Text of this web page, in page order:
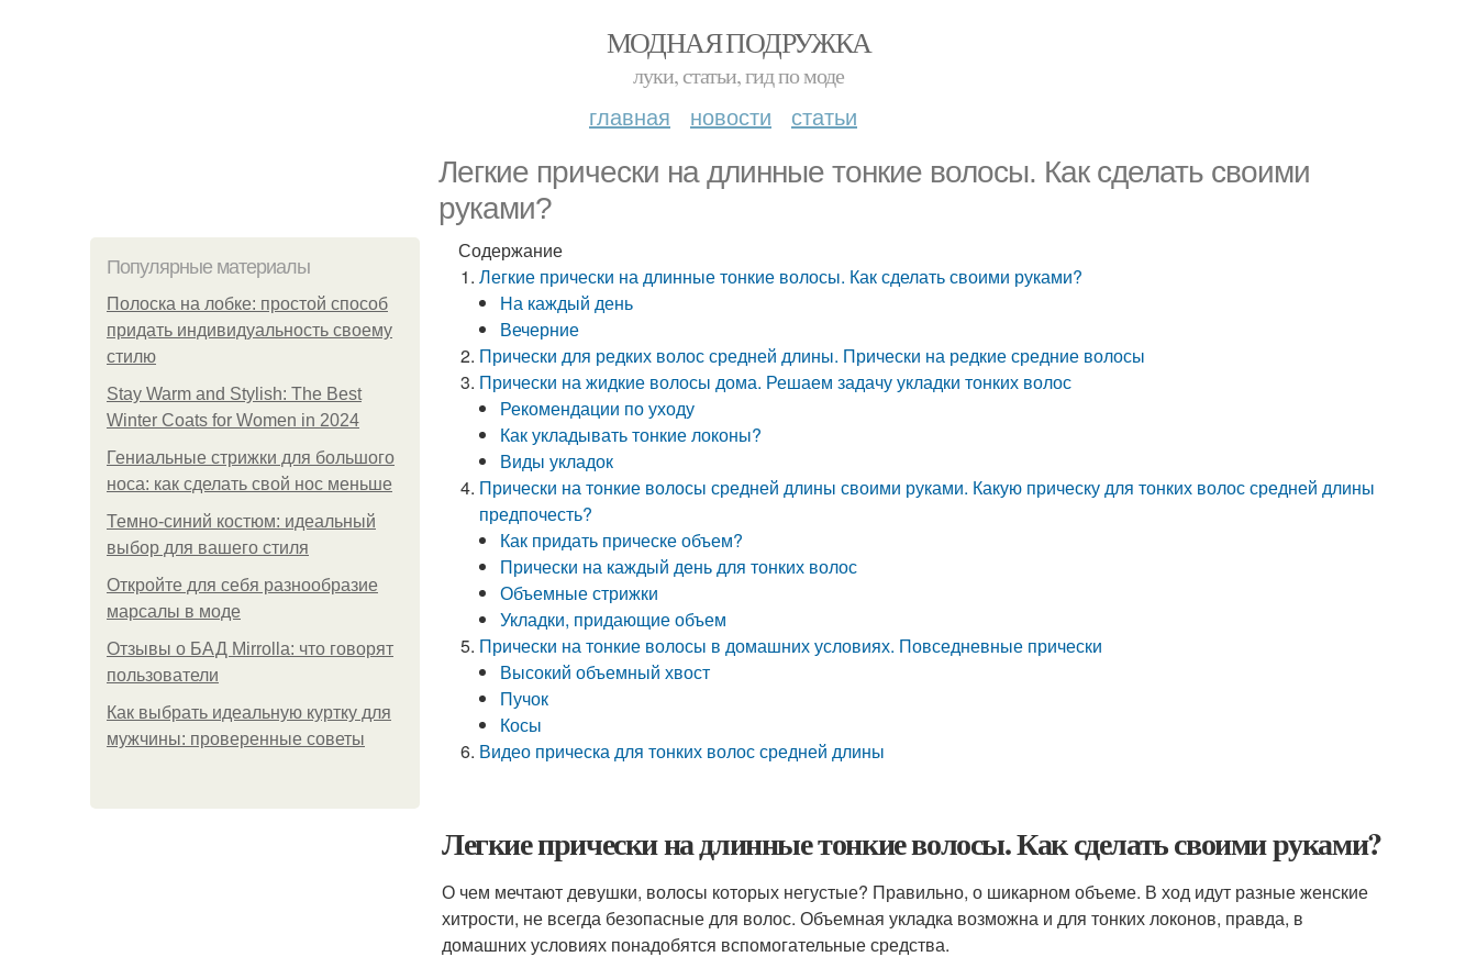
МОДНАЯ ПОДРУЖКА
луки, статьи, гид по моде
главная новости статьи
Легкие прически на длинные тонкие волосы. Как сделать своими
руками?
Популярные материалы
Полоска на лобке: простой способ
придать индивидуальность своему
стилю
Stay Warm and Stylish: The Best
Winter Coats for Women in 2024
Гениальные стрижки для большого
носа: как сделать свой нос меньше
Темно-синий костюм: идеальный
выбор для вашего стиля
Откройте для себя разнообразие
марсалы в моде
Отзывы о БАД Mirrolla: что говорят
пользователи
Как выбрать идеальную куртку для
мужчины: проверенные советы
Содержание
Легкие прически на длинные тонкие волосы. Как сделать своими руками?
На каждый день
Вечерние
Прически для редких волос средней длины. Прически на редкие средние волосы
Прически на жидкие волосы дома. Решаем задачу укладки тонких волос
Рекомендации по уходу
Как укладывать тонкие локоны?
Виды укладок
Прически на тонкие волосы средней длины своими руками. Какую прическу для тонких волос средней длины
предпочесть?
Как придать прическе объем?
Прически на каждый день для тонких волос
Объемные стрижки
Укладки, придающие объем
Прически на тонкие волосы в домашних условиях. Повседневные прически
Высокий объемный хвост
Пучок
Косы
Видео прическа для тонких волос средней длины
Легкие прически на длинные тонкие волосы. Как сделать своими руками?
О чем мечтают девушки, волосы которых негустые? Правильно, о шикарном объеме. В ход идут разные женские
хитрости, не всегда безопасные для волос. Объемная укладка возможна и для тонких локонов, правда, в
домашних условиях понадобятся вспомогательные средства.